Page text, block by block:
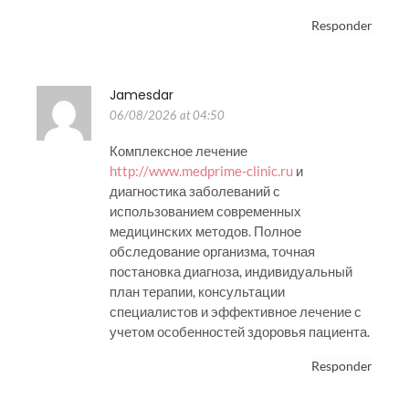
Responder
Jamesdar
06/08/2026 at 04:50
Комплексное лечение
http://www.medprime-clinic.ru и
диагностика заболеваний с
использованием современных
медицинских методов. Полное
обследование организма, точная
постановка диагноза, индивидуальный
план терапии, консультации
специалистов и эффективное лечение с
учетом особенностей здоровья пациента.
Responder